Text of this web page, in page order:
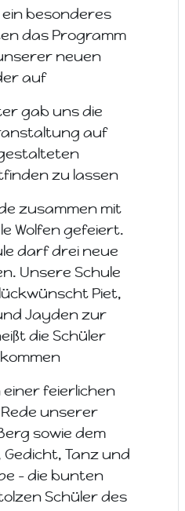
besonderes
das Programm
neuen
auf.
gab uns die
auf
zu lassen.
zusammen mit
Wolfen gefeiert.
darf drei neue
Unsere Schule
Piet,
Jayden zur
die Schüler
feierlichen
unserer
sowie dem
Tanz und
– die bunten
Schüler des